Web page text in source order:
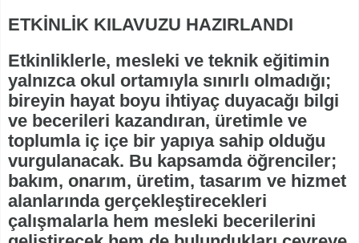
ETKİNLİK KILAVUZU HAZIRLANDI
Etkinliklerle, mesleki ve teknik eğitimin
yalnızca okul ortamıyla sınırlı olmadığı;
bireyin hayat boyu ihtiyaç duyacağı bilgi
ve becerileri kazandıran, üretimle ve
toplumla iç içe bir yapıya sahip olduğu
vurgulanacak. Bu kapsamda öğrenciler;
bakım, onarım, üretim, tasarım ve hizmet
alanlarında gerçekleştirecekleri
çalışmalarla hem mesleki becerilerini